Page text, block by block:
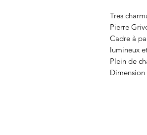
Tres
Pierre
Cadre à
lumineux
Plein de